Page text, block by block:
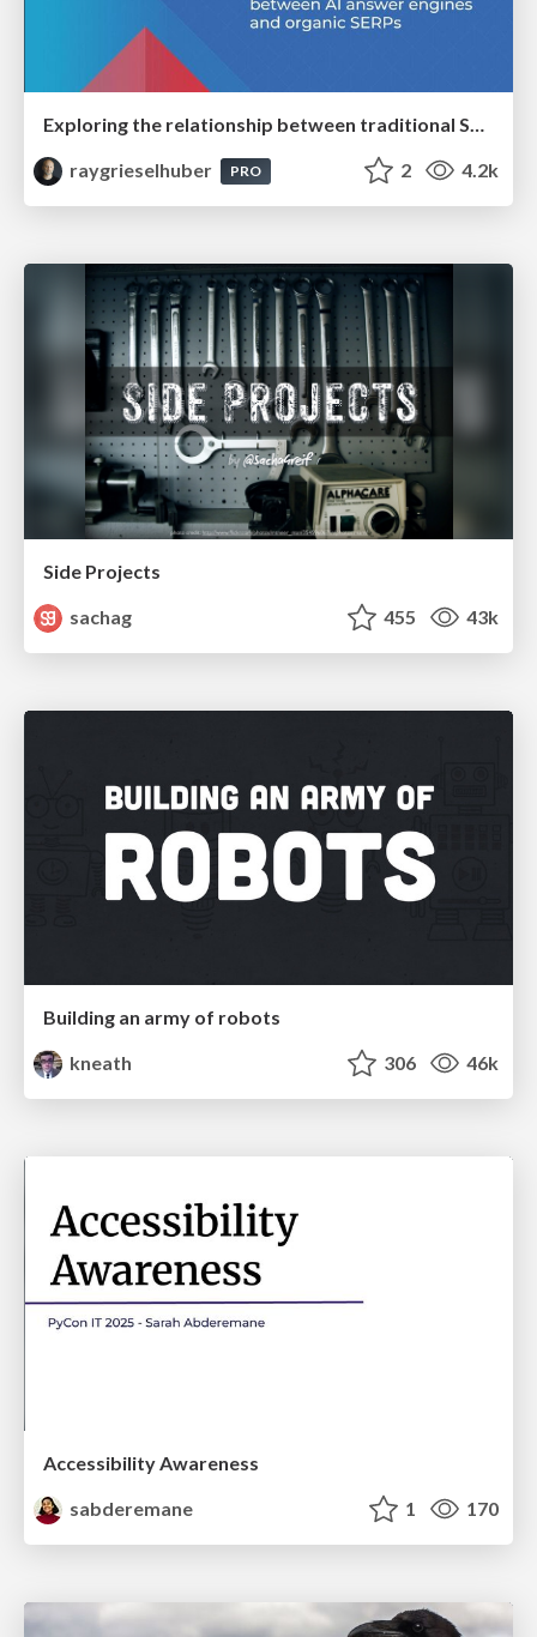
Exploring the relationship between traditional SERPs and Gen AI search
raygrieselhuber
PRO 2 4.2k
Side Projects
sachag
455 43k
Building an army of robots
kneath
306 46k
Accessibility Awareness
sabderemane
1 170